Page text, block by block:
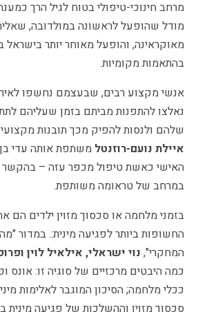
מרחב חינוכי-טיפולי בטוח לגיל הרך
מודל שהופעל לראשונה במולדובה,
מאוקראינה, והופעל מאוחר יותר
בהתאמות מקומיות.
אנשי מקצוע רבים, שבעצמם נחשפו
נאלצו להתפנות מביתם בזמן שעליהם
שלהם ולנסות להפיק מכך תובנות
איילת נועם-רוזנטל משתפת אותה עדי בן
האישי כאשת טיפול מכפר עזה – בהקשר
במרחב של טראומה משותפת.
בזמני מלחמה או סכסוך מזוין ילדים הם
החשופות ביותר לפגיעה מינית:. במדור
המחקרי", נוי ישראלי, אילאיל לוין
כמה היבטים מרכזיים של סוגיה זו: אונס
ככלי מלחמה; הסיכון המוגבר לאלימות
סכסוך מזוין וההשלכות של פגיעה